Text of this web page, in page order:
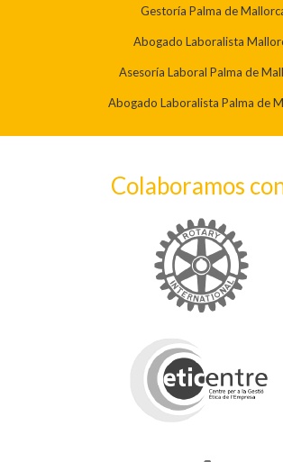
Gestoría Palma de
Abogado Laboralista
Asesoría Laboral Palma de
Abogado Laboralista Palma de
Colaboramos